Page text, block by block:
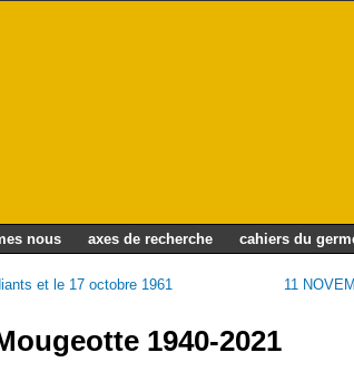
nous axes de recherche cahiers du
et le 17 octobre 1961
11
1940-2021